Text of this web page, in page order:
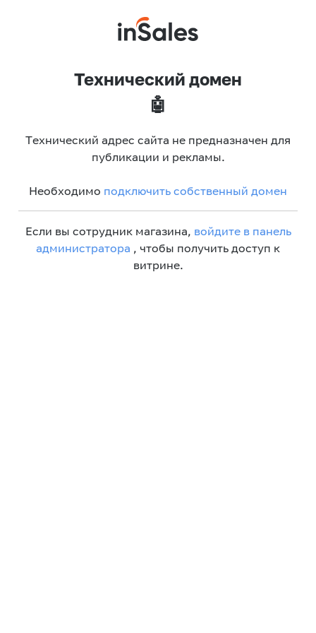
Технический домен
🤖
Технический адрес сайта не предназначен для
публикации и рекламы.
Необходимо подключить собственный домен
Если вы сотрудник магазина, войдите в панель
администратора , чтобы получить доступ к
витрине.